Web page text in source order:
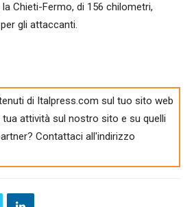
la Chieti-Fermo, di 156 chilometri,
gli attaccanti.
di Italpress.com sul tuo sito web
attività sul nostro sito e su quelli
Contattaci all'indirizzo